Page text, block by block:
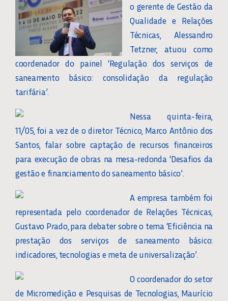
o gerente de Gestão da
Qualidade e Relações
Técnicas, Alessandro
Tetzner, atuou como
coordenador do painel ‘Regulação dos serviços de
saneamento básico: consolidação da regulação
tarifária’.
Nessa quinta-feira,
11/05, foi a vez de o diretor Técnico, Marco Antônio dos
Santos, falar sobre captação de recursos financeiros
para execução de obras na mesa-redonda ‘Desafios da
gestão e financiamento do saneamento básico’.
A empresa também foi
representada pelo coordenador de Relações Técnicas,
Gustavo Prado, para debater sobre o tema ‘Eficiência na
prestação dos serviços de saneamento básico:
indicadores, tecnologias e meta de universalização’.
O coordenador do setor
de Micromedição e Pesquisas de Tecnologias, Maurício